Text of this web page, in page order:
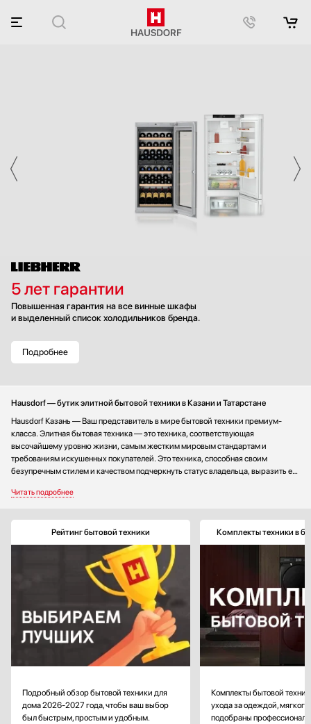
Внушительные скидки
На бытовую технику Bertazzoni
действуют до окончания стока.
Подробнее
Hausdorf — бутик элитной бытовой техники в Казани и Татарстане
Hausdorf Казань — Ваш представитель в мире бытовой техники премиум-
класса. Элитная бытовая техника — это техника, соответствующая
высочайшему уровню жизни, самым жестким мировым стандартам и
требованиям искушенных покупателей. Это техника, способная своим
безупречным стилем и качеством подчеркнуть статус владельца, выразить его
Рейтинг бытовой техники
Подробный обзор бытовой техники для
дома 2026-2027 года, чтобы ваш выбор
был быстрым, простым и удобным.
Комплекты техники в
Комплекты бытовой
ухода за одеждой, мягкого
подобраны